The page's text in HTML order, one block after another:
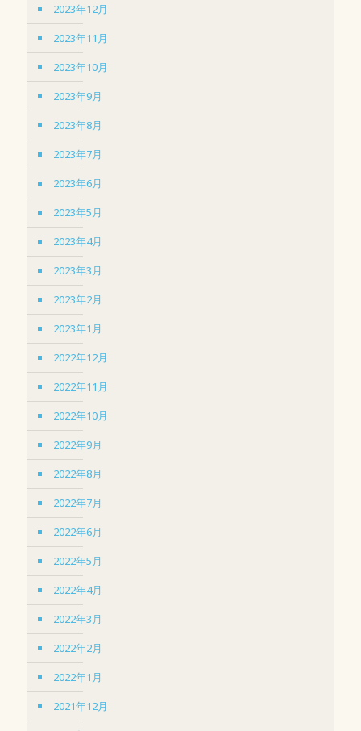
2023年12月
2023年11月
2023年10月
2023年9月
2023年8月
2023年7月
2023年6月
2023年5月
2023年4月
2023年3月
2023年2月
2023年1月
2022年12月
2022年11月
2022年10月
2022年9月
2022年8月
2022年7月
2022年6月
2022年5月
2022年4月
2022年3月
2022年2月
2022年1月
2021年12月